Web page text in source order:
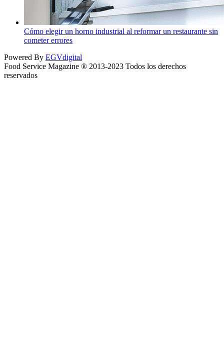
Cómo elegir un horno industrial al reformar un restaurante sin
cometer errores
Powered By EGVdigital
Food Service Magazine ® 2013-2023 Todos los derechos
reservados